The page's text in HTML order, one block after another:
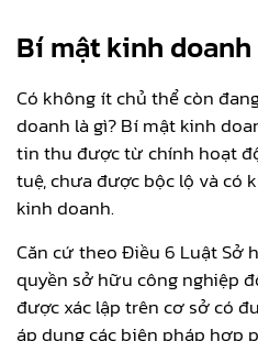
Bí mật kinh
Có không ít chủ thể còn
doanh là gì? Bí mật kinh
tin thu được từ chính hoạt
tuệ, chưa được bộc lộ và có
kinh doanh.
Căn cứ theo Điều 6 Luật Sở
quyền sở hữu công nghiệp
được xác lập trên cơ sở có
áp dụng các biện pháp hợp